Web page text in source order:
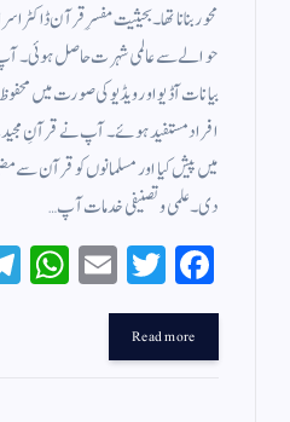
محور بنانا تھا۔ بحیثیت مفسرِ قرآن
حوالے سے عالمی شہرت حاصل ہوئی۔
بیانات آڈیو اور ویڈیو کی صورت میں
افراد مستفید ہوئے۔ آپ نے قرآنِ مجید
میں پیش کیا اور مسلمانوں کو قرآن سے
دی۔ علمی و تصنیفی خدمات آپ…
Fa
ce
bo
ok
T
wi
r
E
m
W
ha
Read more